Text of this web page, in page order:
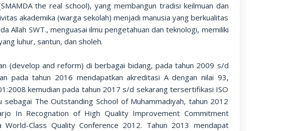
the real school), yang membangun tradisi keilmuan dan
akademika (warga sekolah) menjadi manusia yang berkualitas
Allah SWT., menguasai ilmu pengetahuan dan teknologi, memiliki
luhur, santun, dan sholeh.
(develop and reform) di berbagai bidang, pada tahun 2009 s/d
pada tahun 2016 mendapatkan akreditasi A dengan nilai 93,
kemudian pada tahun 2017 s/d sekarang tersertifikasi ISO
The Outstanding School of Muhammadiyah, tahun 2012
In Recognation of High Quality Improvement Commitment
Class Quality Conference 2012. Tahun 2013 mendapat